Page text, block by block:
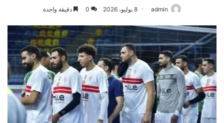
admin 8 يوليو، 2026 0 دقيقة واحدة